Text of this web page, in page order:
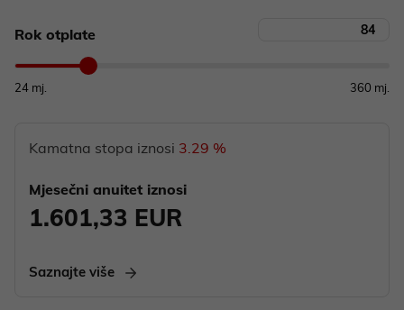
Rok otplate
Kamatna stopa iznosi 3.29 %
Mjesečni anuitet iznosi
1.601,33 EUR
Saznajte više